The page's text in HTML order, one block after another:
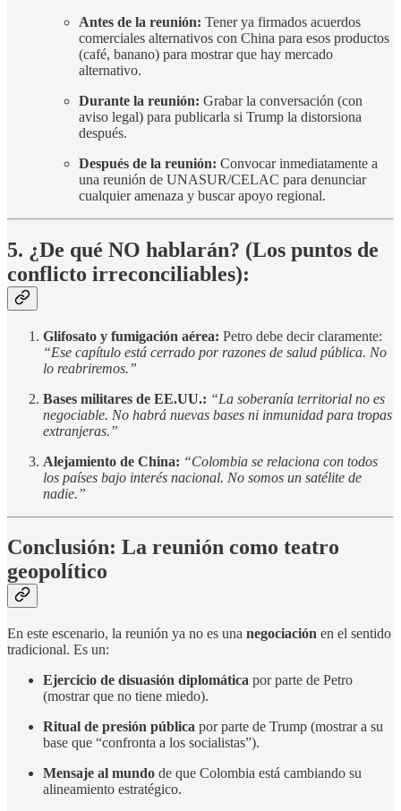
Antes de la reunión: Tener ya firmados acuerdos
comerciales alternativos con China para esos productos
(café, banano) para mostrar que hay mercado
alternativo.
Durante la reunión: Grabar la conversación (con
aviso legal) para publicarla si Trump la distorsiona
después.
Después de la reunión: Convocar inmediatamente a
una reunión de UNASUR/CELAC para denunciar
cualquier amenaza y buscar apoyo regional.
5. ¿De qué NO hablarán? (Los puntos de
conflicto irreconciliables):
Glifosato y fumigación aérea: Petro debe decir claramente:
“Ese capítulo está cerrado por razones de salud pública. No
lo reabriremos.”
Bases militares de EE.UU.: “La soberanía territorial no es
negociable. No habrá nuevas bases ni inmunidad para tropas
extranjeras.”
Alejamiento de China: “Colombia se relaciona con todos
los países bajo interés nacional. No somos un satélite de
nadie.”
Conclusión: La reunión como teatro
geopolítico
En este escenario, la reunión ya no es una negociación en el sentido
tradicional. Es un:
Ejercicio de disuasión diplomática por parte de Petro
(mostrar que no tiene miedo).
Ritual de presión pública por parte de Trump (mostrar a su
base que “confronta a los socialistas”).
Mensaje al mundo de que Colombia está cambiando su
alineamiento estratégico.